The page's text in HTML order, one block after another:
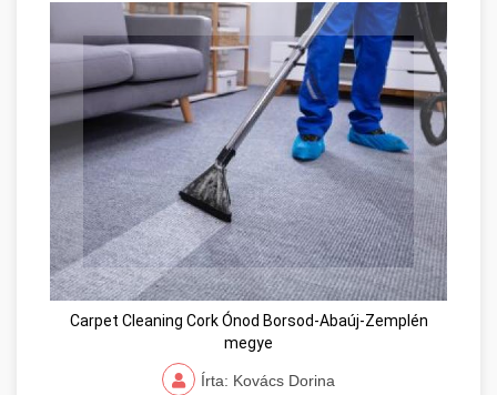
Carpet Cleaning Cork Ónod Borsod-Abaúj-Zemplén
megye
Írta: Kovács Dorina